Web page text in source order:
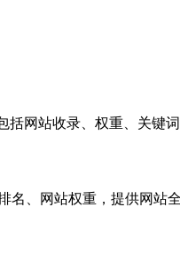
括网站收录、权重、关键
、网站权重，提供网站